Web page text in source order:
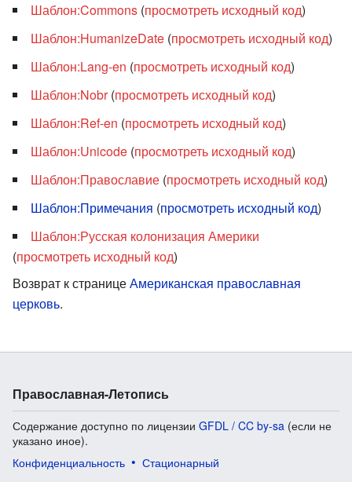
Шаблон:Commons (просмотреть исходный код)
Шаблон:HumanizeDate (просмотреть исходный код)
Шаблон:Lang-en (просмотреть исходный код)
Шаблон:Nobr(просмотреть исходный код)
Шаблон:Ref-en (просмотреть исходный код)
Шаблон:Unicode (просмотреть исходный код)
Шаблон:Православие (просмотреть исходный код)
Шаблон:Примечания (просмотреть исходный код)
Шаблон:Русская колонизация Америки
(просмотреть исходный код)
Возврат к страницеАмериканская православная
церковь.
Православная-Летопись
Содержание доступно по лицензии GFDL / CC by-sa (если не
указано иное).
Конфиденциальность
Стационарный